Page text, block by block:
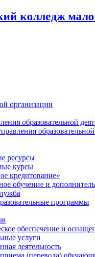
колледж
организации
образовательной
ресурсы
курсы
кредитование»
обучение и
программы
обеспечение и
услуги
деятельность
(перевода)